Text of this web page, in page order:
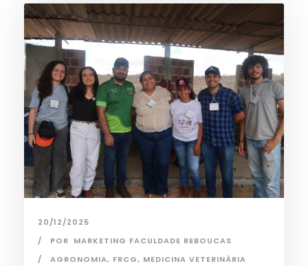
20/12/2025
POR MARKETING FACULDADE REBOUCAS
AGRONOMIA, FRCG, MEDICINA VETERINÁRIA